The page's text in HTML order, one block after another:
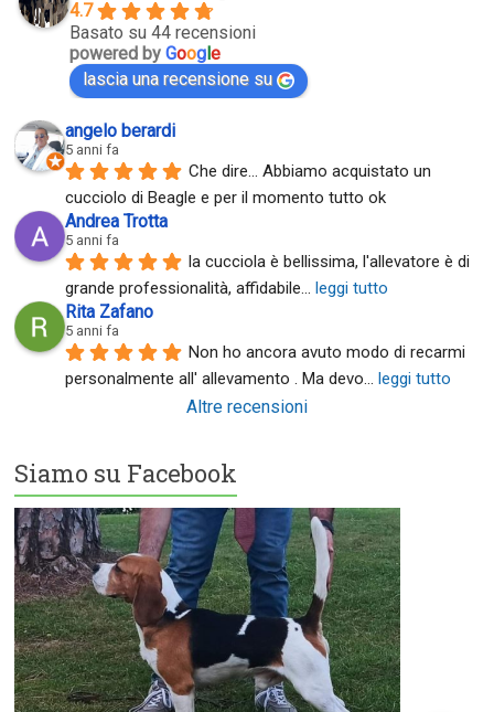
4.7
Basato su 44 recensioni
powered byGoogle
lascia una recensione su
angelo berardi
5 anni fa
Che dire... Abbiamo acquistato un
cucciolo di Beagle e per il momento tutto ok
Andrea Trotta
5 anni fa
la cucciola è bellissima, l'allevatore è di
grande professionalità, affidabile... leggi tutto
Rita Zafano
5 anni fa
Non ho ancora avuto modo di recarmi
personalmente all' allevamento . Ma devo... leggi tutto
Altre recensioni
Siamo su Facebook